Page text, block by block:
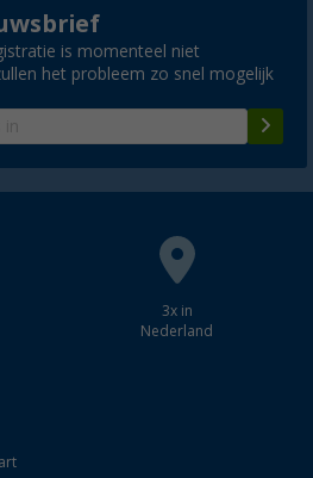
is momenteel niet
het probleem zo snel mogelijk
3x in
Nederland